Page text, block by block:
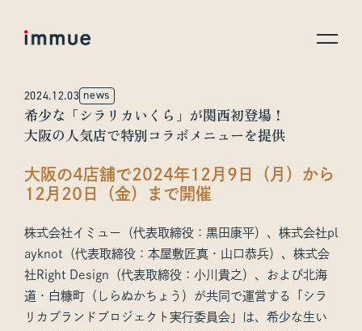
2024.12.03 news
希少な「シラリカいくら」が関西初登場！
大阪の人気店で特別コラボメニューを提供
大阪の4店舗で2024年12月9日（月）から
12月20日（金）まで開催
株式会社イミュー（代表取締役：黒田康平）、株式会社pl
ayknot（代表取締役：本屋敷匠真・山口恭兵）、株式会
社Right Design（代表取締役：小川貴之）、および北海
道・白糠町（しらぬかちょう）が共同で運営する「シラ
リカブランドプロジェクト実行委員会」は、希少な生い